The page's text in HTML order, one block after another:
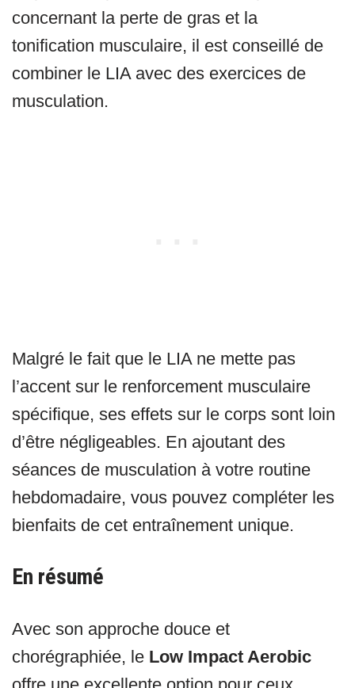
concernant la perte de gras et la
tonification musculaire, il est conseillé de
combiner le LIA avec des exercices de
musculation.
Malgré le fait que le LIA ne mette pas
l’accent sur le renforcement musculaire
spécifique, ses effets sur le corps sont loin
d’être négligeables. En ajoutant des
séances de musculation à votre routine
hebdomadaire, vous pouvez compléter les
bienfaits de cet entraînement unique.
En résumé
Avec son approche douce et
chorégraphiée, le Low Impact Aerobic